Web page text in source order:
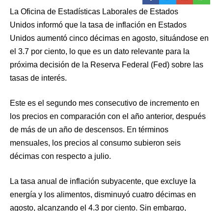
La Oficina de Estadísticas Laborales de Estados
Unidos informó que la tasa de inflación en Estados
Unidos aumentó cinco décimas en agosto, situándose en
el 3.7 por ciento, lo que es un dato relevante para la
próxima decisión de la Reserva Federal (Fed) sobre las
tasas de interés.
Este es el segundo mes consecutivo de incremento en
los precios en comparación con el año anterior, después
de más de un año de descensos. En términos
mensuales, los precios al consumo subieron seis
décimas con respecto a julio.
La tasa anual de inflación subyacente, que excluye la
energía y los alimentos, disminuyó cuatro décimas en
agosto, alcanzando el 4.3 por ciento. Sin embargo,